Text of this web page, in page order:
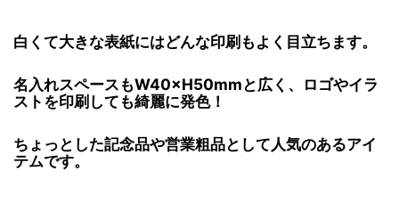
白くて大きな表紙にはどんな印刷もよく目立ちます。
名入れスペースもW40×H50mmと広く、ロゴやイラ
ストを印刷しても綺麗に発色！
ちょっとした記念品や営業粗品として人気のあるアイ
テムです。